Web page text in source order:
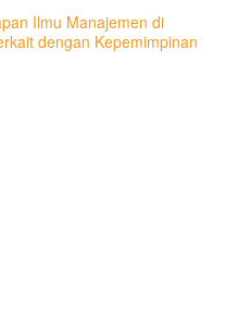
Ilmu Manajemen di
dengan Kepemimpinan